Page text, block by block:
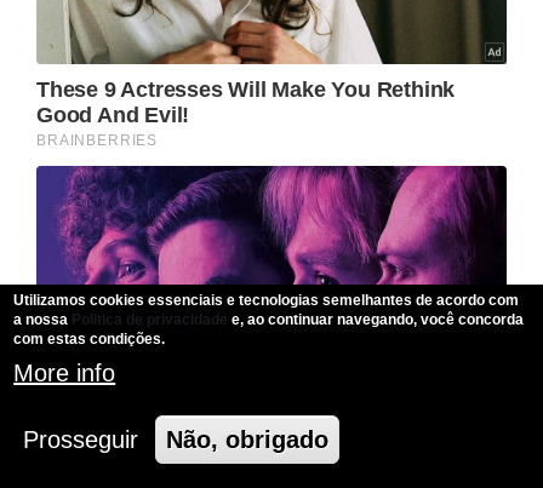
Utilizamos cookies essenciais e tecnologias semelhantes de acordo com
a nossa Politica de privacidade e, ao continuar navegando, você concorda
com estas condições.
More info
Prosseguir Não, obrigado